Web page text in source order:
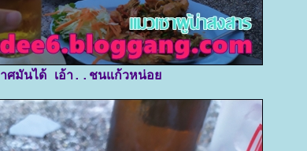
าศมันได้ เอ้า..ชนแก้วหน่อ